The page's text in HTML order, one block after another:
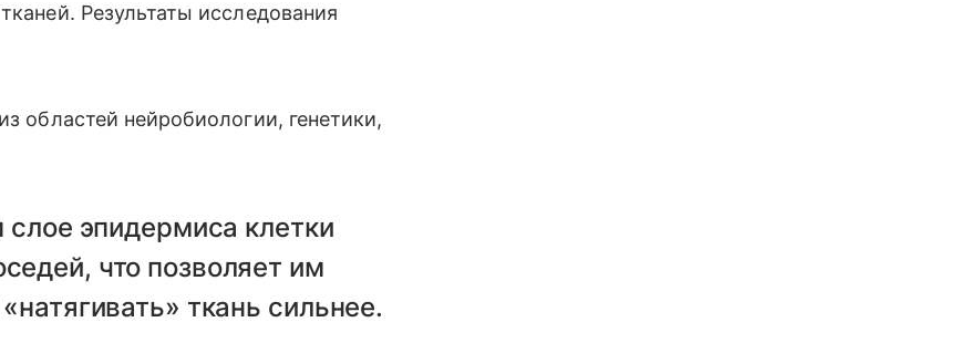
Результаты исследования
областей нейробиологии, генетики,
слое эпидермиса клетки
что позволяет им
ткань сильнее.